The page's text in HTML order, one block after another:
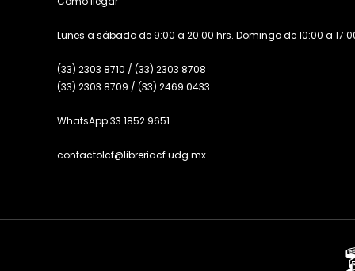
Lunes a sábado de 9:00 a 20:00 hrs. Domingo de 10:00 a
(33) 2303 8710 / (33) 2303 8708
(33) 2303 8709 / (33) 2469 0433
WhatsApp 33 1852 9651
contactolcf@libreriacf.udg.mx